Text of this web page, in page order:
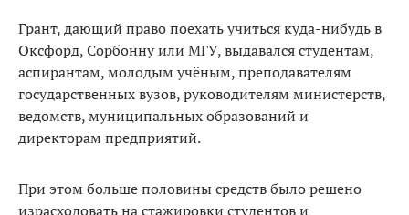
Грант, дающий право поехать учиться куда-нибудь в
Оксфорд, Сорбонну или МГУ, выдавался студентам,
аспирантам, молодым учёным, преподавателям
государственных вузов, руководителям министерств,
ведомств, муниципальных образований и
директорам предприятий.
При этом больше половины средств было решено
израсходовать на стажировки студентов и